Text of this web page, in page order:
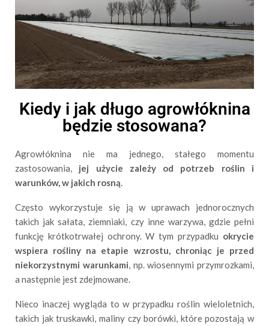
Kiedy i jak długo agrowłóknina
będzie stosowana?
Agrowłóknina nie ma jednego, stałego momentu
zastosowania, jej użycie zależy od potrzeb roślin i
warunków, w jakich rosną.
Często wykorzystuje się ją w uprawach jednorocznych
takich jak sałata, ziemniaki, czy inne warzywa, gdzie pełni
funkcję krótkotrwałej ochrony. W tym przypadku okrycie
wspiera rośliny na etapie wzrostu, chroniąc je przed
niekorzystnymi warunkami, np. wiosennymi przymrozkami,
a następnie jest zdejmowane.
Nieco inaczej wygląda to w przypadku roślin wieloletnich,
takich jak truskawki, maliny czy borówki, które pozostają w